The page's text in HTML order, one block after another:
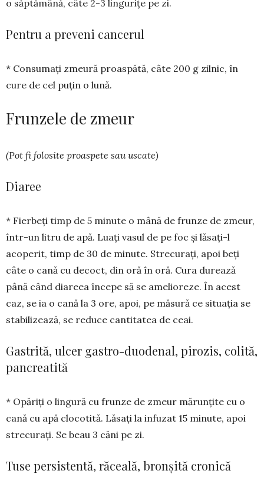
o săptămână, câte 2-3 lingurițe pe zi.
Pentru a preveni cancerul
* Consumați zmeură proaspătă, câte 200 g zilnic, în
cure de cel puțin o lună.
Frunzele de zmeur
(Pot fi folosite proaspete sau uscate)
Diaree
* Fierbeți timp de 5 minute o mână de frunze de zmeur,
într-un litru de apă. Luați vasul de pe foc și lăsați-l
acoperit, timp de 30 de minute. Strecurați, apoi beți
câte o cană cu decoct, din oră în oră. Cura durează
până când diareea începe să se amelioreze. În acest
caz, se ia o cană la 3 ore, apoi, pe măsură ce situația se
stabilizează, se reduce cantitatea de ceai.
Gastrită, ulcer gastro-duodenal, pirozis, colită,
pancreatită
* Opăriți o lingură cu frunze de zmeur măr­unțite cu o
cană cu apă clocotită. Lăsați la infuzat 15 minute, apoi
strecurați. Se beau 3 căni pe zi.
Tuse persistentă, răceală, bronșită cronică